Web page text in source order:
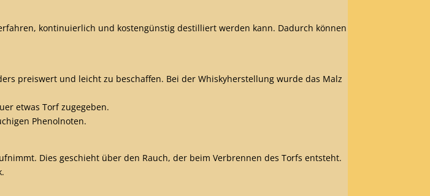
kontinuierlich und kostengünstig destilliert werden kann. Dadurch können
preiswert und leicht zu beschaffen. Bei der Whiskyherstellung wurde das Malz
etwas Torf zugegeben.
Phenolnoten.
Dies geschieht über den Rauch, der beim Verbrennen des Torfs entsteht.